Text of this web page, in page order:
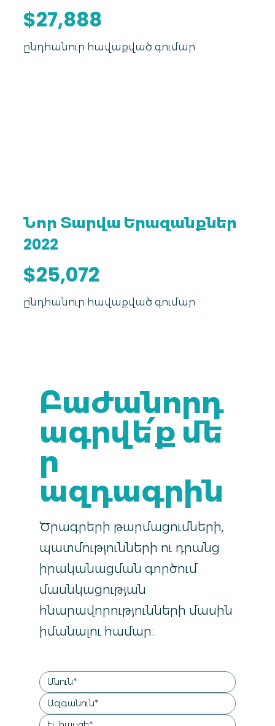
ընդհանուր հավաքված գումար
$27,888
ընդհանուր հավաքված գումար
Նոր Տարվա Երազանքներ
2022
$25,072
Ծրագրերի թարմացումների,
պատմությունների ու դրանց
իրականացման գործում
մասնկացության
հնարավորությունների մասին
իմանալու համար։
Բաժանորդ
ագրվե՛ք մե
ր
ազդագրին